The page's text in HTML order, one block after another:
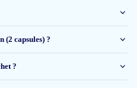
de werking van dit supplement te
(2 capsules) ?
?